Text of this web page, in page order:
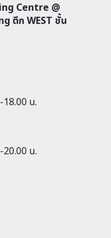
Centre @
ตึก WEST ชั้น
18.00 น.
20.00 น.